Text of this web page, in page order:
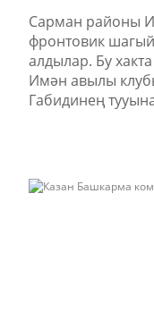
Сарман районы
фронтовик
алдылар. Бу
Имән авылы
Габидинең